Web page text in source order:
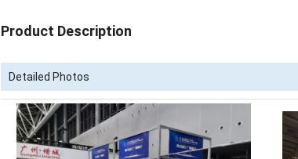
Product Description
Detailed Photos